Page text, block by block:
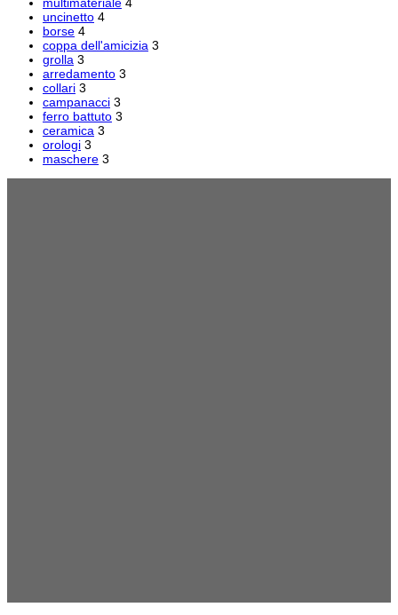
uncinetto 4
borse 4
coppa dell'amicizia 3
grolla 3
arredamento 3
collari 3
campanacci 3
ferro battuto 3
ceramica 3
orologi 3
maschere 3